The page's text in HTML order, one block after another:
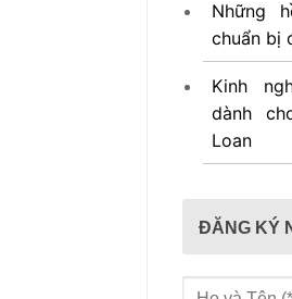
Những
chuẩn bị
Kinh
dành
Loan
ĐĂNG KÝ